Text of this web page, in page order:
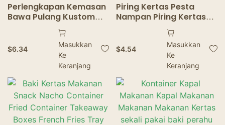
Perlengkapan Kemasan
Bawa Pulang Kustom
Peralatan Makan Sekali
Pakai untuk Pesta
Bertema
$6.34
Masukkan
Ke
Keranjang
Piring Kertas Pesta
Nampan Piring Kertas
Sekali Pakai Peralatan
Makan Pesta Ulang
Tahun Pernikahan
Peralatan Makan Sekali
Pakai untuk Pesta Baby
Shower
$4.54
Masukkan
Ke
Keranjang